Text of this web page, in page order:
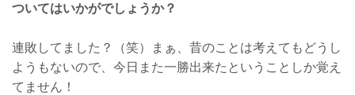
ついてはいかがでしょうか？
連敗してました？（笑）まぁ、昔のことは考えてもどうし
ようもないので、今日また一勝出来たということしか覚え
てません！